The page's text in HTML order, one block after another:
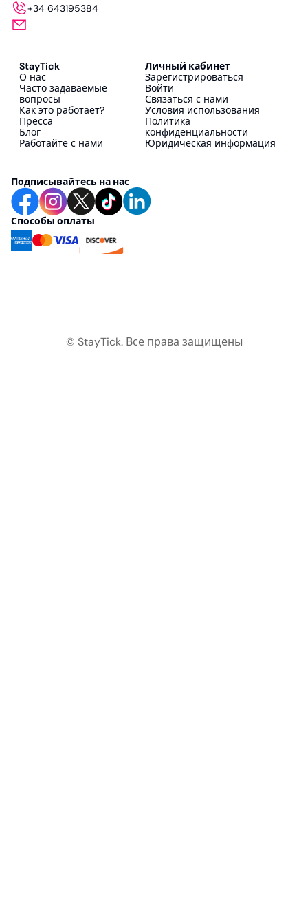
+34 643195384
StayTick
О нас
Часто задаваемые
вопросы
Как это работает?
Пресса
Блог
Работайте с нами
Личный кабинет
Зарегистрироваться
Войти
Связаться с нами
Условия использования
Политика
конфиденциальности
Юридическая информация
Подписывайтесь на нас
Способы оплаты
© StayTick. Все права защищены